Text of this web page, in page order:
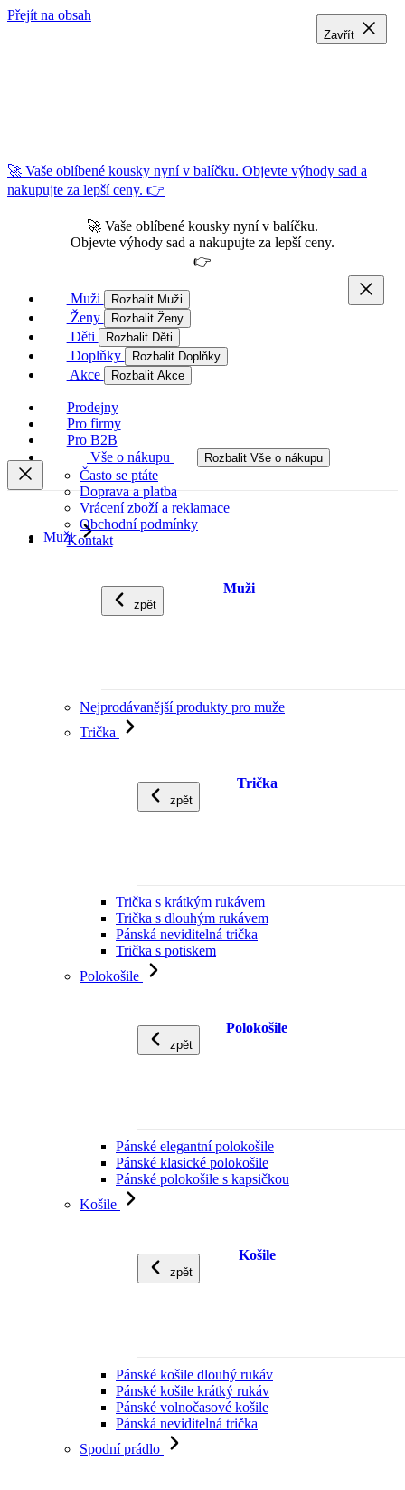
Přejít na obsah
🚀 Vaše oblíbené kousky nyní v balíčku. Objevte výhody sad a
nakupujte za lepší ceny. 👉
🚀 Vaše oblíbené kousky nyní v balíčku.
Objevte výhody sad a nakupujte za lepší ceny.
👉
Muži Rozbalit Muži
Ženy Rozbalit Ženy
Děti Rozbalit Děti
Doplňky Rozbalit Doplňky
Akce Rozbalit Akce
Prodejny
Pro firmy
Pro B2B
Vše o nákupu
Rozbalit Vše o nákupu
Často se ptáte
Doprava a platba
Vrácení zboží a reklamace
Obchodní podmínky
Kontakt
Muži
zpět
Muži
Nejprodávanější produkty pro muže
Trička
zpět
Trička
Trička s krátkým rukávem
Trička s dlouhým rukávem
Pánská neviditelná trička
Trička s potiskem
Polokošile
zpět
Polokošile
Pánské elegantní polokošile
Pánské klasické polokošile
Pánské polokošile s kapsičkou
Košile
zpět
Košile
Pánské košile dlouhý rukáv
Pánské košile krátký rukáv
Pánské volnočasové košile
Pánská neviditelná trička
Spodní prádlo
Zavřít
Zavřít
Zavřít